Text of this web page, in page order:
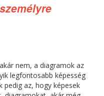
nem, a diagramok az
legfontosabb képesség
pedig az, hogy képesek